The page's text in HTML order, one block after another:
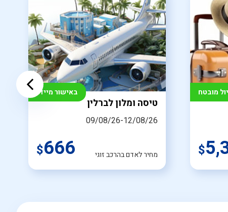
$
מובטח
טיסה ומלון לברלין
09/08/26-12/08/26
$666
באישור מיידי
מחיר לאדם בהרכב זוגי